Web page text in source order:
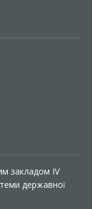
закладом IV
державної